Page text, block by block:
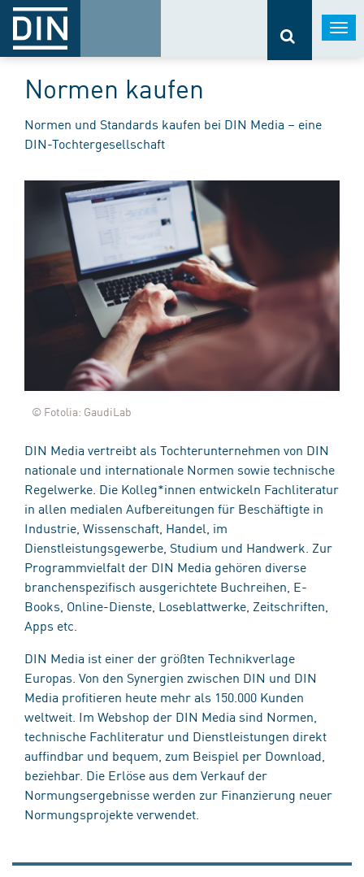
Normen kaufen
Normen und Standards kaufen bei DIN Media – eine
DIN-Tochtergesellschaft
© Fotolia: GaudiLab
DIN Media vertreibt als Tochterunternehmen von DIN
nationale und internationale Normen sowie technische
Regelwerke. Die Kolleg*innen entwickeln Fachliteratur
in allen medialen Aufbereitungen für Beschäftigte in
Industrie, Wissenschaft, Handel, im
Dienstleistungsgewerbe, Studium und Handwerk. Zur
Programmvielfalt der DIN Media gehören diverse
branchenspezifisch ausgerichtete Buchreihen, E-
Books, Online-Dienste, Loseblattwerke, Zeitschriften,
Apps etc.
DIN Media ist einer der größten Technikverlage
Europas. Von den Synergien zwischen DIN und DIN
Media profitieren heute mehr als 150.000 Kunden
weltweit. Im Webshop der DIN Media sind Normen,
technische Fachliteratur und Dienstleistungen direkt
auffindbar und bequem, zum Beispiel per Download,
beziehbar. Die Erlöse aus dem Verkauf der
Normungsergebnisse werden zur Finanzierung neuer
Normungsprojekte verwendet.